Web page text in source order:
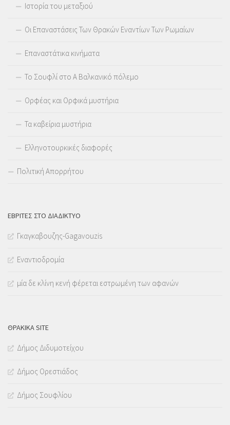
Ιστορία του μεταξιού
Οι Επαναστάσεις Των Θρακών Εναντίων Των Ρωμαίων
Επαναστάτικα κινήματα
Το Σουφλί στο Α Βαλκανικό πόλεμο
Ορφέας και Ορφικά μυστήρια
Τα καβείρια μυστήρια
Ελληνοτουρκικές διαφορές
Πολιτική Απορρήτου
ΕΒΡΊΤΕΣ ΣΤΟ ΔΙΑΔΊΚΤΥΟ
Γκαγκαβουζης-Gagavouzis
Εναντιοδρομία
μία δε κλίνη κενή φέρεται εστρωμένη των αφανών
ΘΡΑΚΙΚΑ SITE
Δήμος Διδυμοτείχου
Δήμος Ορεστιάδος
Δήμος Σουφλίου